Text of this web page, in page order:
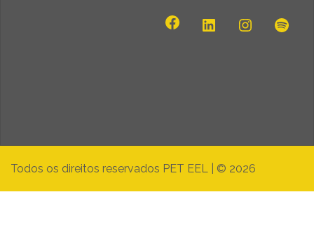
Todos os direitos reservados PET EEL © 2026